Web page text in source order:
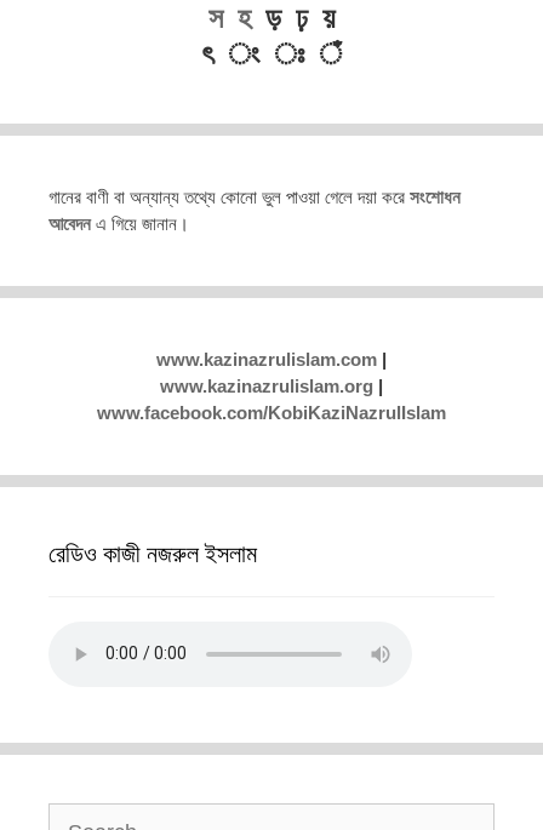
স হড় ঢ় য়
ৎ ং ঃ ঁ
গানের বাণী বা অন্যান্য তথ্যে কোনো ভুল পাওয়া গেলে দয়া করে সংশোধন
আবেদনএ গিয়ে জানান।
www.kazinazrulislam.com |
www.kazinazrulislam.org |
www.facebook.com/KobiKaziNazrulIslam
রেডিও কাজী নজরুল ইসলাম